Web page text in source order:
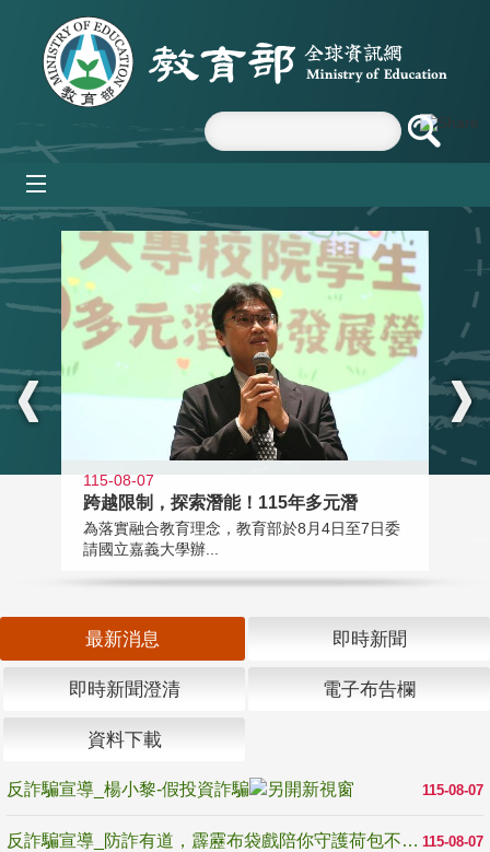
跳到主要內容區塊
:::
115-08-07
跨越限制，探索潛能！115年多元潛
為落實融合教育理念，教育部於8月4日至7日委
請國立嘉義大學辦...
最新消息 即時新聞
即時新聞澄清 電子布告欄
資料下載
115-08-07
反詐騙宣導_楊小黎-假投資詐騙
115-08-07
反詐騙宣導_防詐有道，霹靂布袋戲陪你守護荷包不受騙